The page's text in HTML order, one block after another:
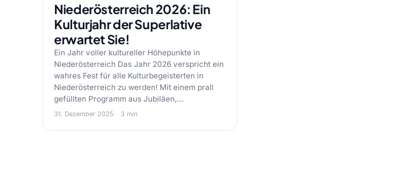
Niederösterreich 2026: Ein
Kulturjahr der Superlative
erwartet Sie!
Ein Jahr voller kultureller Höhepunkte in
Niederösterreich Das Jahr 2026 verspricht ein
wahres Fest für alle Kulturbegeisterten in
Niederösterreich zu werden! Mit einem prall
gefüllten Programm aus Jubiläen,…
31. Dezember 2025 3 min